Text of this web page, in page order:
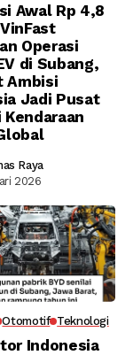
Awal Rp 4,8
Operasi
di Subang,
Ambisi
Jadi Pusat
Raya
2026
Otomotif Teknologi
Indonesia